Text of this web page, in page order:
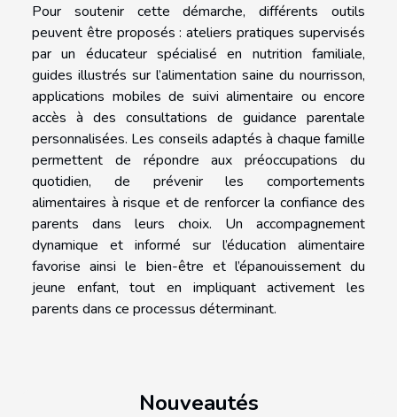
Pour soutenir cette démarche, différents outils
peuvent être proposés : ateliers pratiques supervisés
par un éducateur spécialisé en nutrition familiale,
guides illustrés sur l’alimentation saine du nourrisson,
applications mobiles de suivi alimentaire ou encore
accès à des consultations de guidance parentale
personnalisées. Les conseils adaptés à chaque famille
permettent de répondre aux préoccupations du
quotidien, de prévenir les comportements
alimentaires à risque et de renforcer la confiance des
parents dans leurs choix. Un accompagnement
dynamique et informé sur l’éducation alimentaire
favorise ainsi le bien-être et l’épanouissement du
jeune enfant, tout en impliquant activement les
parents dans ce processus déterminant.
Nouveautés